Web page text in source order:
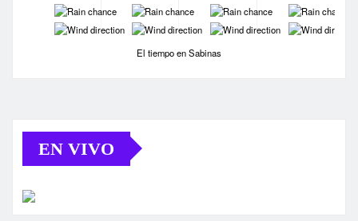
-
-
-
-
-
-
-
-
El tiempo en Sabinas
EN VIVO